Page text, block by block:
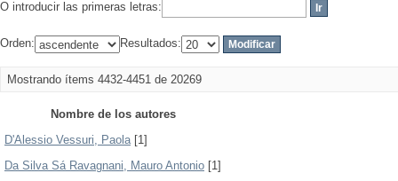
O introducir las primeras letras:
Orden: Resultados:
Mostrando ítems 4432-4451 de 20269
Nombre de los autores
D'Alessio Vessuri, Paola[1]
Da Silva Sá Ravagnani, Mauro Antonio [1]